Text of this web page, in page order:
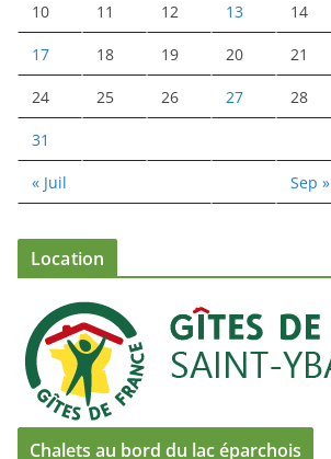
10 11 12 13 14
17 18 19 20 21
24 25 26 27 28
31
« Juil Sep »
Location
Chalets au bord du lac éparchois